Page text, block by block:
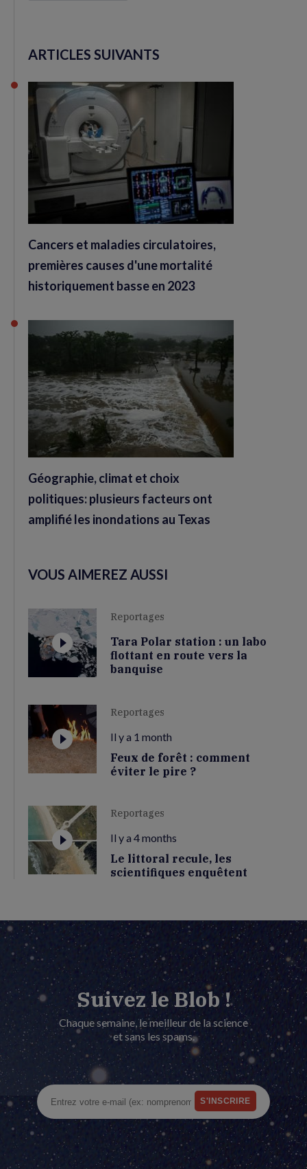
ARTICLES SUIVANTS
Cancers et maladies circulatoires,
premières causes d'une mortalité
historiquement basse en 2023
Géographie, climat et choix
politiques: plusieurs facteurs ont
amplifié les inondations au Texas
VOUS AIMEREZ AUSSI
Reportages
Tara Polar station : un labo
flottant en route vers la
banquise
Reportages
Il y a 1 month
Feux de forêt : comment
éviter le pire ?
Reportages
Il y a 4 months
Le littoral recule, les
scientifiques enquêtent
Suivez le Blob !
Chaque semaine, le meilleur de la science
et sans les spams.